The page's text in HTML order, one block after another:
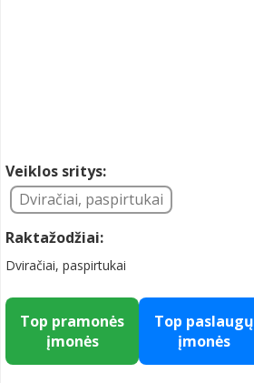
Veiklos sritys:
Dviračiai, paspirtukai
Raktažodžiai:
Dviračiai, paspirtukai
Top pramonės
įmonės
Top paslaugų
įmonės